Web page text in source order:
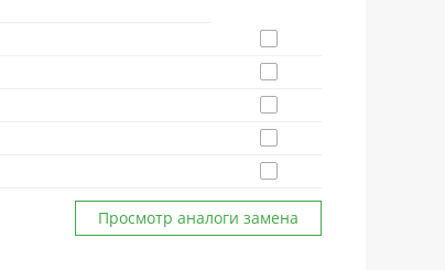
Просмотр аналоги замена